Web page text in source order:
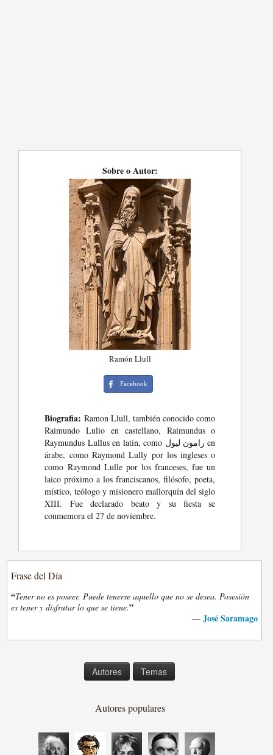
Sobre o Autor:
Ramón Llull
Facebook
Biografia: Ramon Llull, también conocido como
Raimundo Lulio en castellano, Raimundus o
Raymundus Lullus en latín, como رامون لیول en
árabe, como Raymond Lully por los ingleses o
como Raymond Lulle por los franceses, fue un
laico próximo a los franciscanos, filósofo, poeta,
místico, teólogo y misionero mallorquín del siglo
XIII. Fue declarado beato y su fiesta se
conmemora el 27 de noviembre.
Frase del Día
“Tener no es poseer. Puede tenerse aquello que no se desea. Posesión
es tener y disfrutar lo que se tiene.”
— José Saramago
Autores Temas
Autores populares